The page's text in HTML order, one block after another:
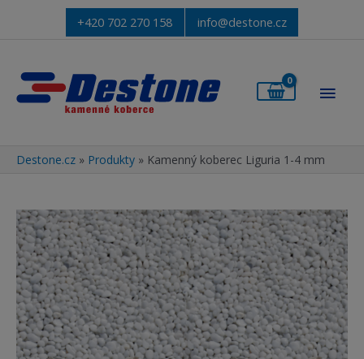
+420 702 270 158 info@destone.cz
Destone.cz » Produkty » Kamenný koberec Liguria 1-4 mm